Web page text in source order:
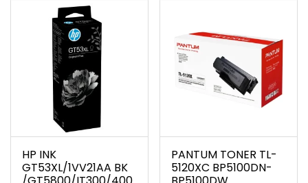
HP INK
GT53XL/1VV21AA BK
PANTUM TONER TL-
5120XC BP5100DN-